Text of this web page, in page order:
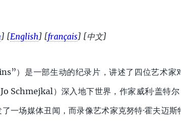
] [English] [français] [中文]
）是一部生动的纪录片，讲述了四位艺术家
Schmejkal）深入地下世界，作家威利·盖特
一场媒体丑闻，而录像艺术家克努特·霍夫迈